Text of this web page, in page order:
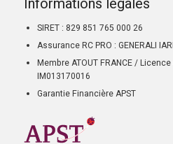
SIRET : 829 851 765 000 26
Assurance RC PRO : GENERALI
Membre ATOUT FRANCE /
IM013170016
Garantie Financière APST